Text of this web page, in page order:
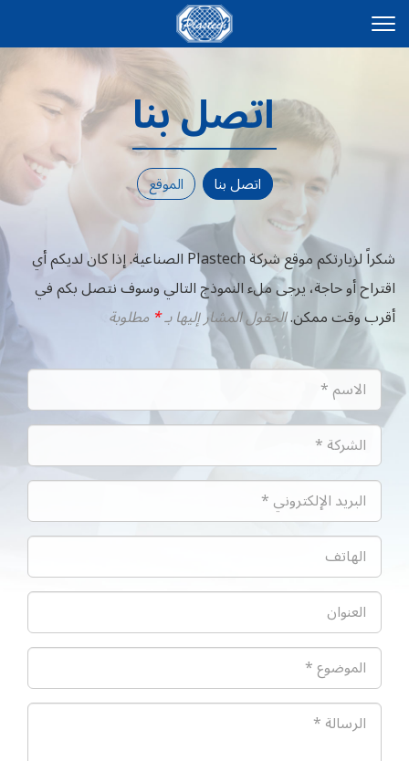
اتصل بنا
اتصل بنا الموقع
شكراً لزيارتكم موقع شركة Plastech الصناعية. إذا كان لديكم أي
اقتراح أو حاجة،يرجى ملء النموذج التالي وسوف نتصل بكم في
أقرب وقت ممكن.الحقول المشار إليها بـ* مطلوبة